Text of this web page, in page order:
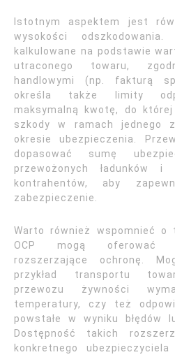
Istotnym aspektem jest
wysokości
kalkulowane na podstawie
utraconego towaru,
handlowymi (np. fakturą
określa także limity
maksymalną kwotę, do
szkody w ramach jednego
okresie ubezpieczenia.
dopasować sumę
przewożonych ładunków
kontrahentów, aby
zabezpieczenie.
Warto również wspomnieć
OCP mogą oferować
rozszerzające ochronę.
przykład transportu
przewozu żywności
temperatury, czy też
powstałe w wyniku błędów
Dostępność takich
konkretnego